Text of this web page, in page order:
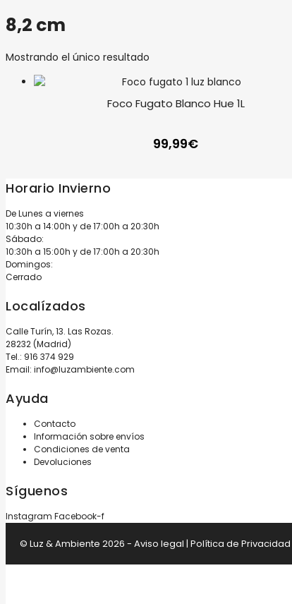
8,2 cm
Mostrando el único resultado
Foco Fugato Blanco Hue 1L
99,99€
Horario Invierno
De Lunes a viernes
10:30h a 14:00h y de 17:00h a 20:30h
Sábado:
10:30h a 15:00h y de 17:00h a 20:30h
Domingos:
Cerrado
Localízados
Calle Turín, 13. Las Rozas.
28232 (Madrid)
Tel.: 916 374 929
Email: info@luzambiente.com
Ayuda
Contacto
Información sobre envíos
Condiciones de venta
Devoluciones
Síguenos
Instagram Facebook-f
© Luz & Ambiente 2026 - Aviso legal | Política de Privacidad